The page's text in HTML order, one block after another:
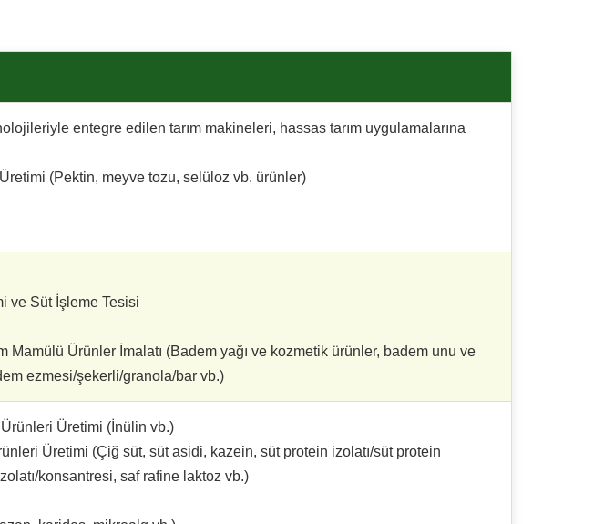
entegre edilen tarım makineleri, hassas tarım uygulamalarına
(Pektin, meyve tozu, selüloz vb. ürünler)
ve Süt İşleme Tesisi
Ürünler İmalatı (Badem yağı ve kozmetik ürünler, badem unu ve
ezmesi/şekerli/granola/bar vb.)
Ürünleri Üretimi (İnülin vb.)
Üretimi (Çiğ süt, süt asidi, kazein, süt protein izolatı/süt protein
konsantresi, saf rafine laktoz vb.)